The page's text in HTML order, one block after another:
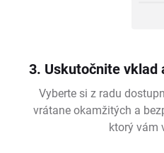
3. Uskutočnite vklad
Vyberte si z radu
vrátane okamžitých a
ktorý vám